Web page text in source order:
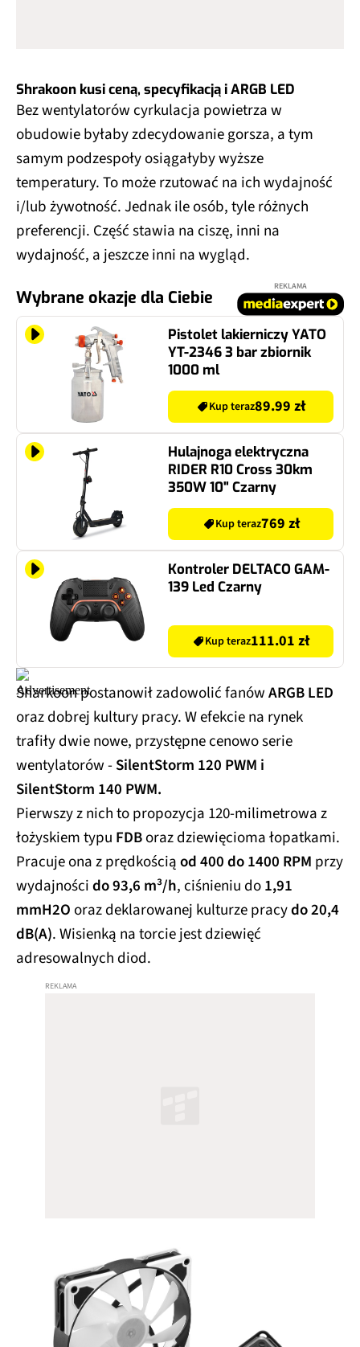
Shrakoon kusi ceną, specyfikacją i ARGB LED
Bez wentylatorów cyrkulacja powietrza w
obudowie byłaby zdecydowanie gorsza, a tym
samym podzespoły osiągałyby wyższe
temperatury. To może rzutować na ich wydajność
i/lub żywotność. Jednak ile osób, tyle różnych
preferencji. Część stawia na ciszę, inni na
wydajność, a jeszcze inni na wygląd.
Wybrane okazje dla Ciebie
REKLAMA
Pistolet lakierniczy YATO
YT-2346 3 bar zbiornik
1000 ml
Kup teraz89.99 zł
Hulajnoga elektryczna
RIDER R10 Cross 30km
350W 10" Czarny
Kup teraz769 zł
Kontroler DELTACO GAM-
139 Led Czarny
Kup teraz111.01 zł
Sharkoon postanowił zadowolić fanówARGB LED
oraz dobrej kultury pracy. W efekcie na rynek
trafiły dwie nowe, przystępne cenowo serie
wentylatorów -SilentStorm 120 PWM i
SilentStorm 140 PWM.
Pierwszy z nich to propozycja 120-milimetrowa z
łożyskiem typu FDBoraz dziewięcioma łopatkami.
Pracuje ona z prędkościąod 400 do 1400 RPM przy
wydajnoścido 93,6 m³/h, ciśnieniu do1,91
mmH2Ooraz deklarowanej kulturze pracydo 20,4
dB(A). Wisienką na torcie jest dziewięć
adresowalnych diod.